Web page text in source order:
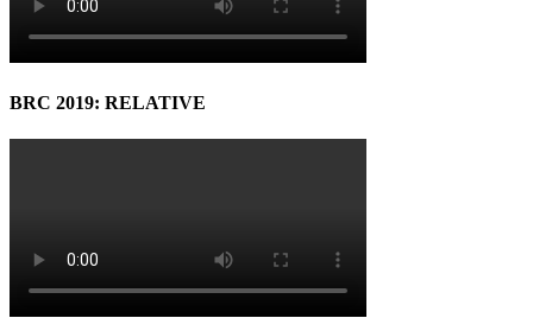
BRC 2019: RELATIVE